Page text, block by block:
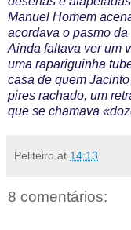
Manuel Homem
acordava o pasmo
Ainda faltava ver um
uma rapariguinha
casa de quem
pires rachado, um
que se chamava
Peliteiro at 14:13
8 comentários: